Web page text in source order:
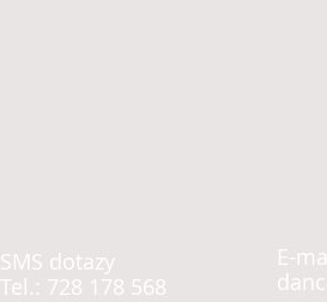
SMS dotazy
Tel.: 728 178 568
E-